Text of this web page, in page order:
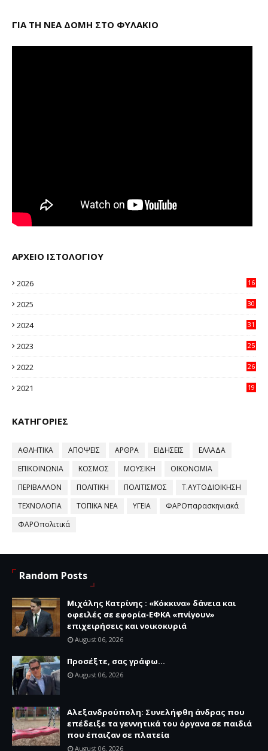
ΓΙΑ ΤΗ ΝΕΑ ΔΟΜΗ ΣΤΟ ΦΥΛΑΚΙΟ
ΑΡΧΕΙΟ ΙΣΤΟΛΟΓΙΟΥ
2026
16
2025
30
2024
31
2023
25
2022
26
2021
19
ΚΑΤΗΓΟΡΙΕΣ
ΑΘΛΗΤΙΚΑ ΑΠΟΨΕΙΣ ΑΡΘΡΑ ΕΙΔΗΣΕΙΣ
ΕΛΛΑΔΑ
ΕΠΙΚΟΙΝΩΝΙΑ
ΚΟΣΜΟΣ ΜΟΥΣΙΚΗ
ΟΙΚΟΝΟΜΙΑ
ΠΕΡΙΒΑΛΛΟΝ
ΠΟΛΙΤΙΚΗ ΠΟΛΙΤΙΣΜΌΣ
Τ.ΑΥΤΟΔΙΟΙΚΗΣΗ
ΤΕΧΝΟΛΟΓΙΑ
ΤΟΠΙΚΑ ΝΕΑ ΥΓΕΙΑ
ΦΑΡΟπαρασκηνιακά
ΦΑΡΟπολιτικά
Random Posts
Μιχάλης Κατρίνης : «Κόκκινα» δάνεια και
οφειλές σε εφορία-ΕΦΚΑ «πνίγουν»
επιχειρήσεις και νοικοκυριά
August 06, 2026
Προσέξτε, σας γράφω...
August 06, 2026
Αλεξανδρούπολη: Συνελήφθη άνδρας που
επέδειξε τα γεννητικά του όργανα σε παιδιά
που έπαιζαν σε πλατεία
August 06, 2026